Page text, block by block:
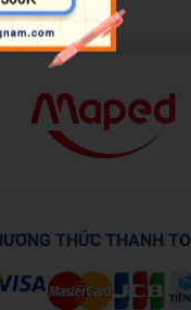
THỨC THANH